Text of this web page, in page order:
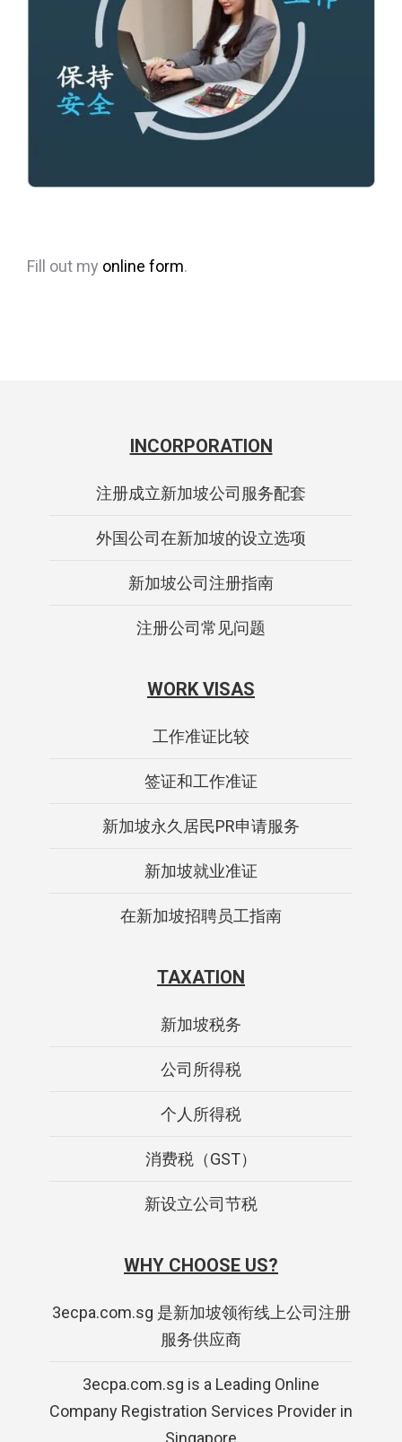
Fill out my online form.
INCORPORATION
注册成立新加坡公司服务配套
外国公司在新加坡的设立选项
新加坡公司注册指南
注册公司常见问题
WORK VISAS
工作准证比较
签证和工作准证
新加坡永久居民PR申请服务
新加坡就业准证
在新加坡招聘员工指南
TAXATION
新加坡税务
公司所得税
个人所得税
消费税（GST）
新设立公司节税
WHY CHOOSE US?
3ecpa.com.sg 是新加坡领衔线上公司注册
服务供应商
3ecpa.com.sg is a Leading Online
Company Registration Services Provider in
Singapore